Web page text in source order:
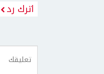
اترك رد